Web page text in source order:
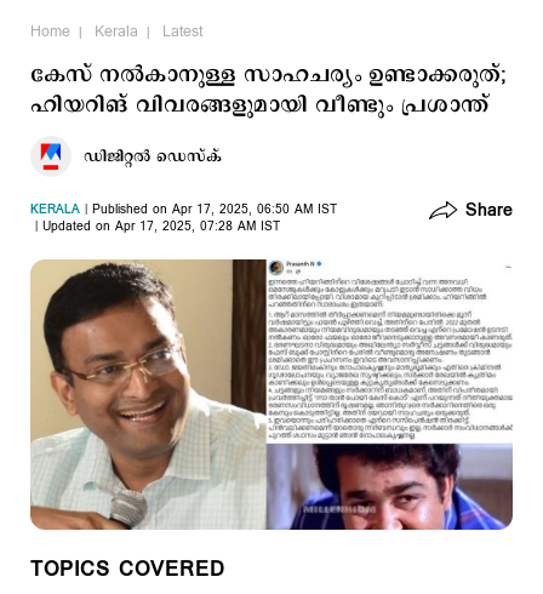
Home Kerala Latest
കേസ് നല്‍കാനുള്ള സാഹചര്യം ഉണ്ടാക്കരുത്;
ഹിയറിങ് വിവരങ്ങളുമായി വീണ്ടും പ്രശാന്ത്
ഡിജിറ്റല്‍ ഡെസ്​ക്
KERALA
Published on Apr 17, 2025, 06:50 AM IST
Updated on Apr 17, 2025, 07:28 AM IST
Share
TOPICS COVERED